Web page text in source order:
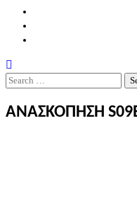
Search
ΑΝΑΣΚΟΠΗΣΗ